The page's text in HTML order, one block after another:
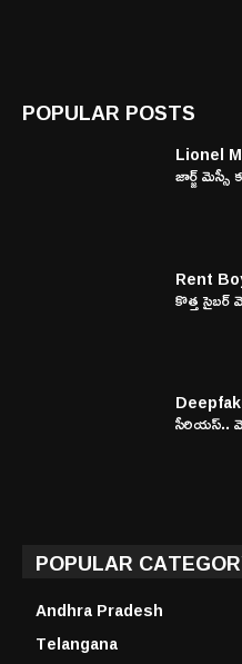
POPULAR POSTS
Lionel
జార్జ్ మెస్సీ
Rent
కొత్త సైబర్
సీరియస్..
POPULAR
Andhra Pradesh
Telangana